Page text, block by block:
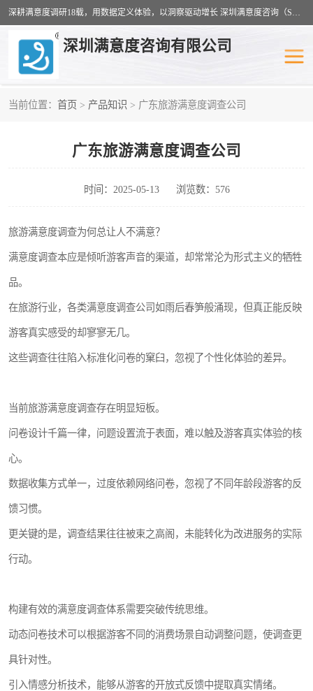
深耕满意度调研18载，用数据定义体验，以洞察驱动增长 深圳满意度咨询（SSC）：十八年专注，丈量每一份体验。
深圳满意度咨询有限公司
当前位置： 首页 > 产品知识 > 广东旅游满意度调查公司
广东旅游满意度调查公司
时间：2025-05-13 浏览数：576
旅游满意度调查为何总让人不满意？
满意度调查本应是倾听游客声音的渠道，却常常沦为形式主义的牺牲
品。
在旅游行业，各类满意度调查公司如雨后春笋般涌现，但真正能反映
游客真实感受的却寥寥无几。
这些调查往往陷入标准化问卷的窠臼，忽视了个性化体验的差异。
当前旅游满意度调查存在明显短板。
问卷设计千篇一律，问题设置流于表面，难以触及游客真实体验的核
心。
数据收集方式单一，过度依赖网络问卷，忽视了不同年龄段游客的反
馈习惯。
更关键的是，调查结果往往被束之高阁，未能转化为改进服务的实际
行动。
构建有效的满意度调查体系需要突破传统思维。
动态问卷技术可以根据游客不同的消费场景自动调整问题，使调查更
具针对性。
引入情感分析技术，能够从游客的开放式反馈中提取真实情绪。
客户满意度调查 医疗服务业满意度
公共事务满意度调查 餐饮业满意度调查
营商环境满意度
服务满意度调查 汽车行业满意度